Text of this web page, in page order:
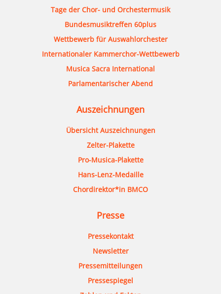
Tage der Chor- und Orchestermusik
Bundesmusiktreffen 60plus
Wettbewerb für Auswahlorchester
Internationaler Kammerchor-Wettbewerb
Musica Sacra International
Parlamentarischer Abend
Auszeichnungen
Übersicht Auszeichnungen
Zelter-Plakette
Pro-Musica-Plakette
Hans-Lenz-Medaille
Chordirektor*in BMCO
Presse
Pressekontakt
Newsletter
Pressemitteilungen
Pressespiegel